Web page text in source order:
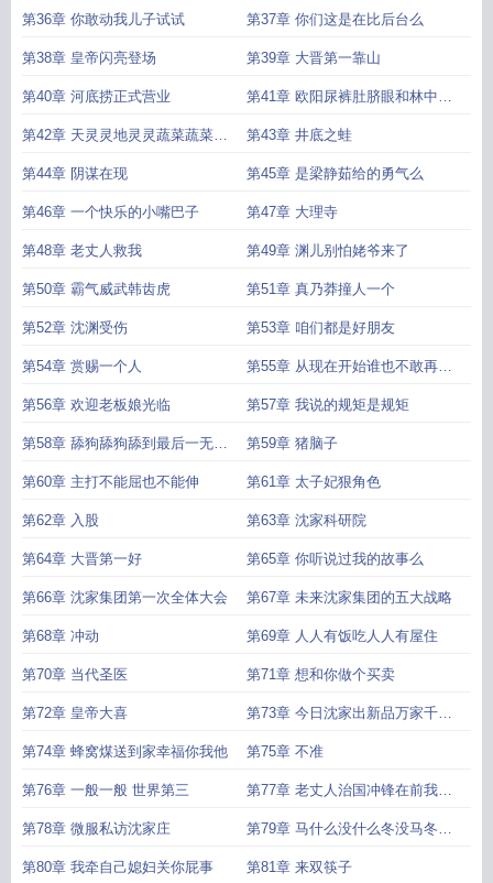
第36章 你敢动我儿子试试 第37章 你们这是在比后台么
第38章 皇帝闪亮登场 第39章 大晋第一靠山
第40章 河底捞正式营业 第41章 欧阳尿裤肚脐眼和林中小
鸟
第42章 天灵灵地灵灵蔬菜蔬菜快
显灵
第43章 井底之蛙
第44章 阴谋在现 第45章 是梁静茹给的勇气么
第46章 一个快乐的小嘴巴子 第47章 大理寺
第48章 老丈人救我 第49章 渊儿别怕姥爷来了
第50章 霸气威武韩齿虎 第51章 真乃莽撞人一个
第52章 沈渊受伤 第53章 咱们都是好朋友
第54章 赏赐一个人 第55章 从现在开始谁也不敢再动
河底捞了
第56章 欢迎老板娘光临 第57章 我说的规矩是规矩
第58章 舔狗舔狗舔到最后一无所
有
第59章 猪脑子
第60章 主打不能屈也不能伸 第61章 太子妃狠角色
第62章 入股 第63章 沈家科研院
第64章 大晋第一好 第65章 你听说过我的故事么
第66章 沈家集团第一次全体大会 第67章 未来沈家集团的五大战略
第68章 冲动 第69章 人人有饭吃人人有屋住
第70章 当代圣医 第71章 想和你做个买卖
第72章 皇帝大喜 第73章 今日沈家出新品万家千户
暖洋洋
第74章 蜂窝煤送到家幸福你我他 第75章 不准
第76章 一般一般 世界第三 第77章 老丈人治国冲锋在前我在
后方给他哐哐赚钱
第78章 微服私访沈家庄 第79章 马什么没什么冬没马冬什
么
第80章 我牵自己媳妇关你屁事 第81章 来双筷子